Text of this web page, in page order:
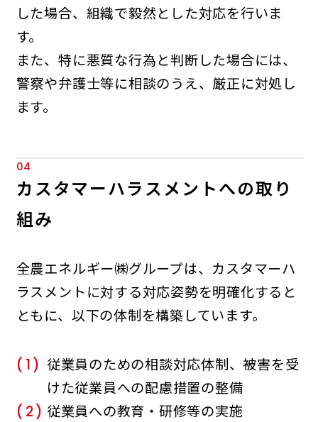
した場合、組織で毅然とした対応を行いま
す。
また、特に悪質な行為と判断した場合には、
警察や弁護士等に相談のうえ、厳正に対処し
ます。
04
カスタマーハラスメントへの取り
組み
全農エネルギー㈱グループは、カスタマーハ
ラスメントに対する対応姿勢を明確化すると
ともに、以下の体制を構築しています。
(1) 従業員のための相談対応体制、被害を受
けた従業員への配慮措置の整備
(2) 従業員への教育・研修等の実施